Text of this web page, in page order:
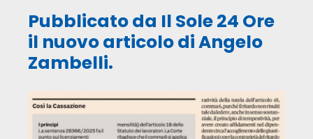
Pubblicato da Il Sole 24 Ore
il nuovo articolo di Angelo
Zambelli.